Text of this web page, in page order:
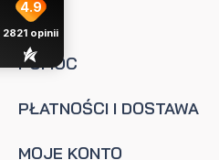
POMOC
PŁATNOŚCI I DOSTAWA
MOJE KONTO
4.9
2821 opinii